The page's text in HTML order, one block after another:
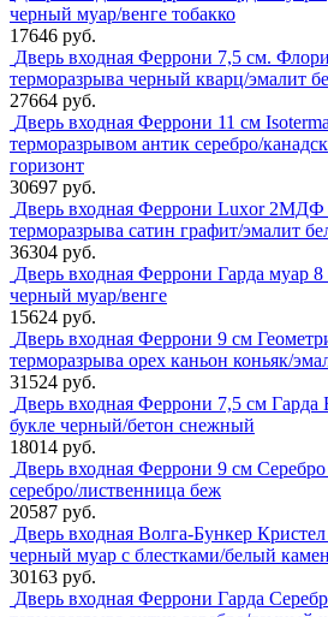
черный муар/венге тобакко
17646 руб.
Дверь входная Феррони 7,5 см.
терморазрыва черный кварц/эмалит
27664 руб.
Дверь входная Феррони 11 см
терморазрывом антик серебро/
горизонт
30697 руб.
Дверь входная Феррони Luxor 2МДФ
терморазрыва сатин графит/эмалит
36304 руб.
Дверь входная Феррони Гарда муар 8
черный муар/венге
15624 руб.
Дверь входная Феррони 9 см
терморазрыва орех каньон коньяк/
31524 руб.
Дверь входная Феррони 7,5 см Гарда
букле черный/бетон снежный
18014 руб.
Дверь входная Феррони 9 см Серебро
серебро/лиственница беж
20587 руб.
Дверь входная Волга-Бункер
черный муар с блестками/белый
30163 руб.
Дверь входная Феррони Гарда